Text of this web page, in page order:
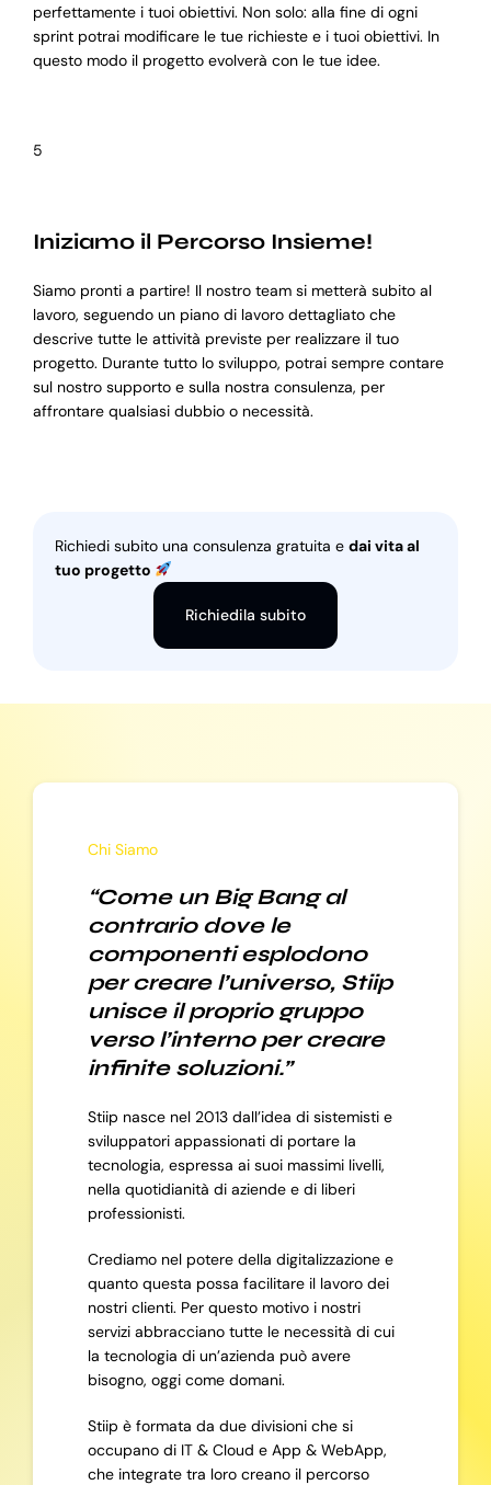
perfettamente i tuoi obiettivi. Non solo: alla fine di ogni
sprint potrai modificare le tue richieste e i tuoi obiettivi. In
questo modo il progetto evolverà con le tue idee.
5
Iniziamo il Percorso Insieme!
Siamo pronti a partire! Il nostro team si metterà subito al
lavoro, seguendo un piano di lavoro dettagliato che
descrive tutte le attività previste per realizzare il tuo
progetto. Durante tutto lo sviluppo, potrai sempre contare
sul nostro supporto e sulla nostra consulenza, per
affrontare qualsiasi dubbio o necessità.
Richiedi subito una consulenza gratuita e dai vita al
tuo progetto
Richiedila subito
Chi Siamo
“Come un Big Bang al
contrario dove le
componenti esplodono
per creare l’universo, Stiip
unisce il proprio gruppo
verso l’interno per creare
infinite soluzioni.”
Stiip nasce nel 2013 dall’idea di sistemisti e
sviluppatori appassionati di portare la
tecnologia, espressa ai suoi massimi livelli,
nella quotidianità di aziende e di liberi
professionisti.
Crediamo nel potere della digitalizzazione e
quanto questa possa facilitare il lavoro dei
nostri clienti. Per questo motivo i nostri
servizi abbracciano tutte le necessità di cui
la tecnologia di un’azienda può avere
bisogno, oggi come domani.
Stiip è formata da due divisioni che si
occupano di IT & Cloud e App & WebApp,
che integrate tra loro creano il percorso